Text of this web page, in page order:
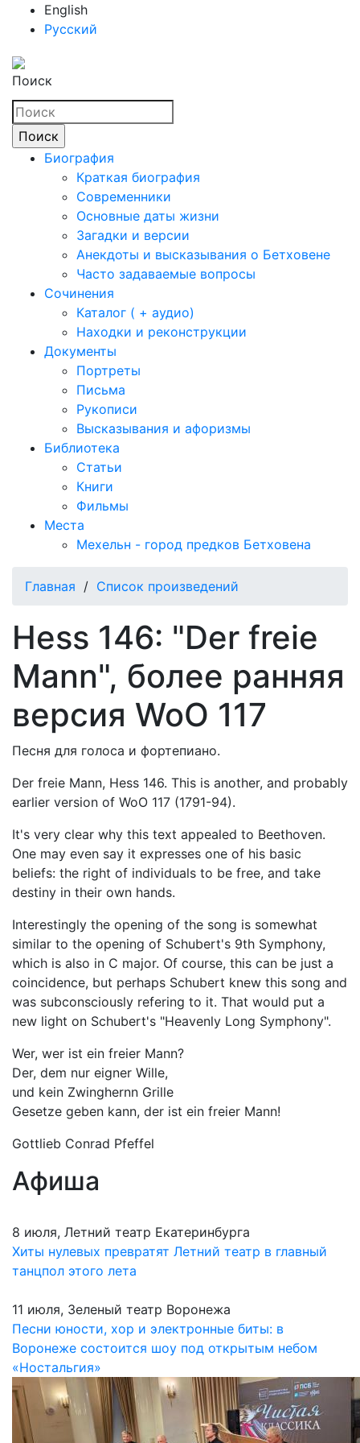
English
Русский
Поиск
Биография
Краткая биография
Современники
Основные даты жизни
Загадки и версии
Анекдоты и высказывания о Бетховене
Часто задаваемые вопросы
Сочинения
Каталог ( + аудио)
Находки и реконструкции
Документы
Портреты
Письма
Рукописи
Высказывания и афоризмы
Библиотека
Статьи
Книги
Фильмы
Места
Мехельн - город предков Бетховена
Главная / Список произведений
Hess 146: "Der freie
Mann", более ранняя
версия WoO 117
Песня для голоса и фортепиано.
Der freie Mann, Hess 146. This is another, and probably
earlier version of WoO 117 (1791-94).
It's very clear why this text appealed to Beethoven.
One may even say it expresses one of his basic
beliefs: the right of individuals to be free, and take
destiny in their own hands.
Interestingly the opening of the song is somewhat
similar to the opening of Schubert's 9th Symphony,
which is also in C major. Of course, this can be just a
coincidence, but perhaps Schubert knew this song and
was subconsciously refering to it. That would put a
new light on Schubert's "Heavenly Long Symphony".
Wer, wer ist ein freier Mann?
Der, dem nur eigner Wille,
und kein Zwinghernn Grille
Gesetze geben kann, der ist ein freier Mann!
Gottlieb Conrad Pfeffel
Афиша
8 июля, Летний театр Екатеринбурга
Хиты нулевых превратят Летний театр в главный
танцпол этого лета
11 июля, Зеленый театр Воронежа
Песни юности, хор и электронные биты: в
Воронеже состоится шоу под открытым небом
«Ностальгия»